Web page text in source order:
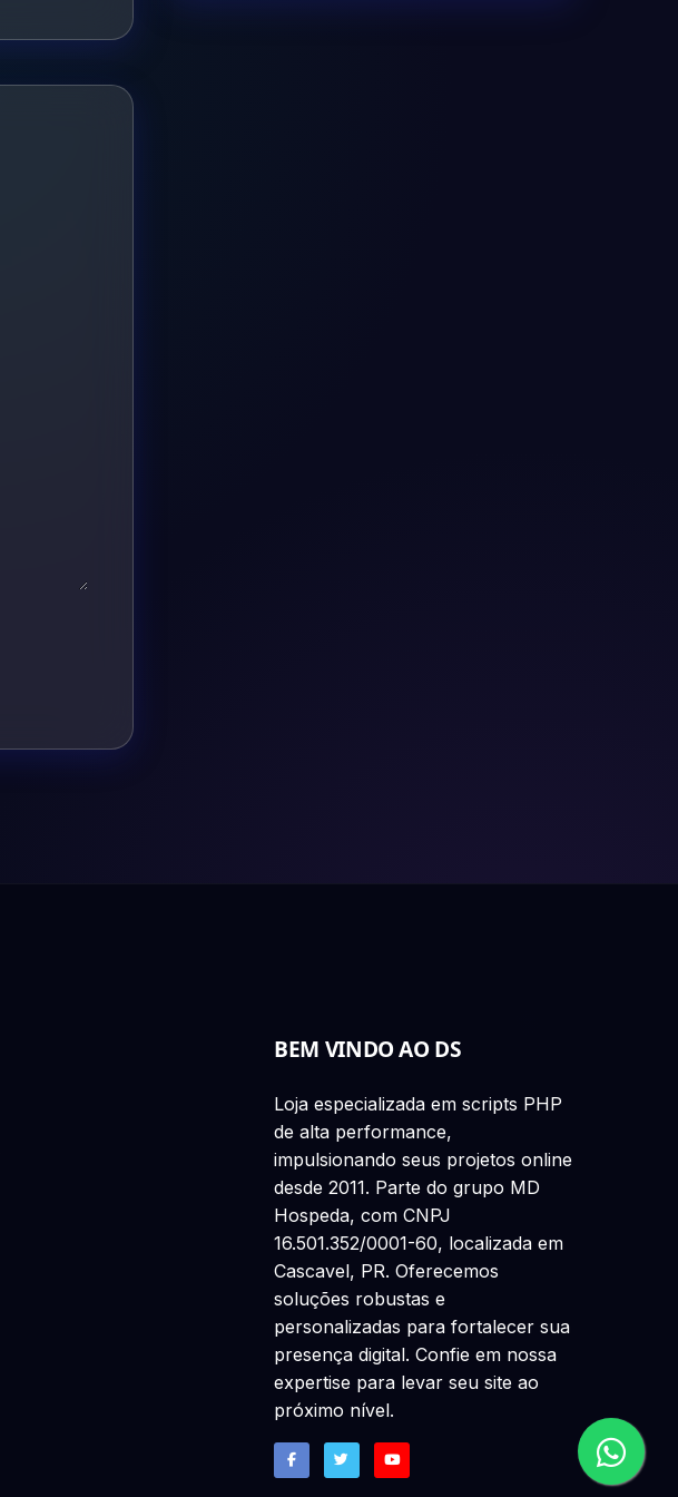
BEM VINDO AO DS
Loja especializada em scripts PHP
de alta performance,
impulsionando seus projetos online
desde 2011. Parte do grupo MD
Hospeda, com CNPJ
16.501.352/0001-60, localizada em
Cascavel, PR. Oferecemos
soluções robustas e
personalizadas para fortalecer sua
presença digital. Confie em nossa
expertise para levar seu site ao
próximo nível.